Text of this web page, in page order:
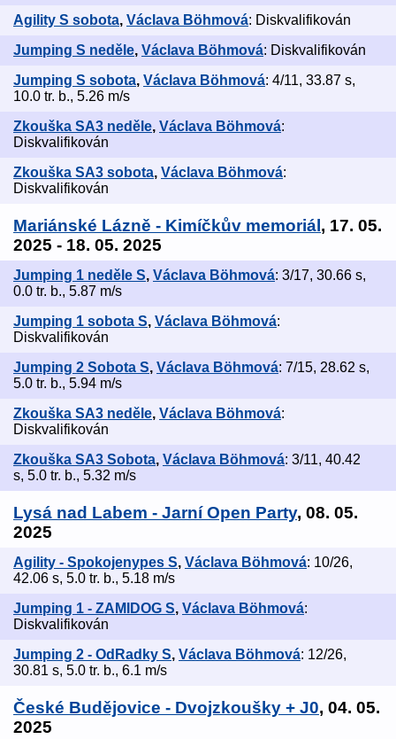
Agility S sobota, Václava Böhmová: Diskvalifikován
Jumping S neděle, Václava Böhmová: Diskvalifikován
Jumping S sobota, Václava Böhmová: 4/11, 33.87 s,
10.0 tr. b., 5.26 m/s
Zkouška SA3 neděle, Václava Böhmová:
Diskvalifikován
Zkouška SA3 sobota, Václava Böhmová:
Diskvalifikován
Mariánské Lázně - Kimíčkův memoriál , 17. 05.
2025 - 18. 05. 2025
Jumping 1 neděle S, Václava Böhmová: 3/17, 30.66 s,
0.0 tr. b., 5.87 m/s
Jumping 1 sobota S, Václava Böhmová:
Diskvalifikován
Jumping 2 Sobota S, Václava Böhmová: 7/15, 28.62 s,
5.0 tr. b., 5.94 m/s
Zkouška SA3 neděle, Václava Böhmová:
Diskvalifikován
Zkouška SA3 Sobota, Václava Böhmová: 3/11, 40.42
s, 5.0 tr. b., 5.32 m/s
Lysá nad Labem - Jarní Open Party, 08. 05.
2025
Agility - Spokojenypes S, Václava Böhmová: 10/26,
42.06 s, 5.0 tr. b., 5.18 m/s
Jumping 1 - ZAMIDOG S, Václava Böhmová:
Diskvalifikován
Jumping 2 - OdRadky S, Václava Böhmová: 12/26,
30.81 s, 5.0 tr. b., 6.1 m/s
České Budějovice - Dvojzkoušky + J0, 04. 05.
2025